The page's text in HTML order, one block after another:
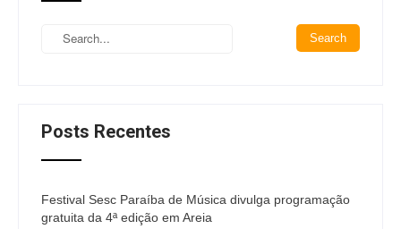
Posts Recentes
Festival Sesc Paraíba de Música divulga programação
gratuita da 4ª edição em Areia